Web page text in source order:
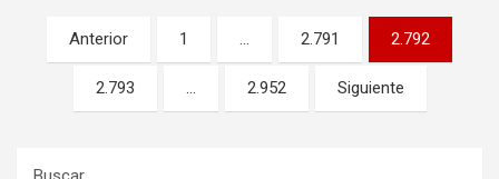
Paginación
de
entradas
Anterior 1 … 2.791 2.792
2.793 … 2.952 Siguiente